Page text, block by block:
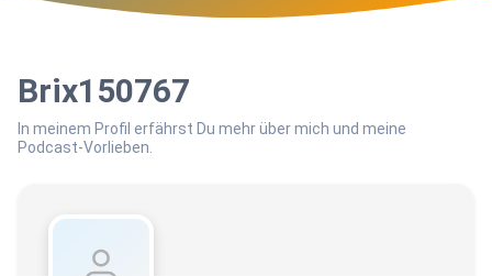
Brix150767
In meinem Profil erfährst Du mehr über mich und meine
Podcast-Vorlieben.